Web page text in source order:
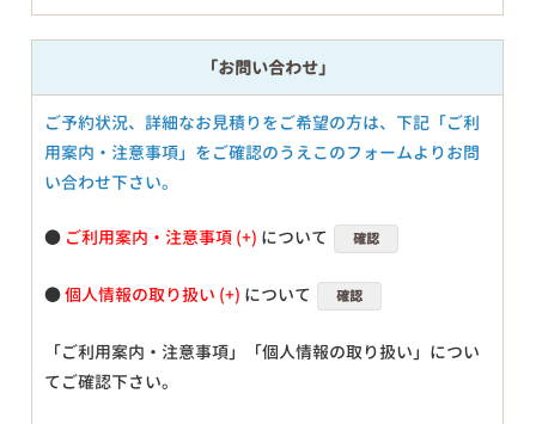
「お問い合わせ」
ご予約状況、詳細なお見積りをご希望の方は、下記「ご利
用案内・注意事項」をご確認のうえこのフォームよりお問
い合わせ下さい。
● ご利用案内・注意事項 について 確認
●個人情報の取り扱い について 確認
「ご利用案内・注意事項」「個人情報の取り扱い」につい
てご確認下さい。